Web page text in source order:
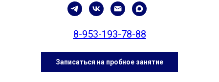
8-953-193-78-88
Записаться на пробное занятие